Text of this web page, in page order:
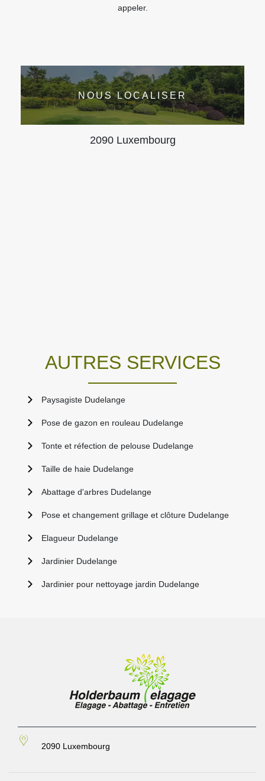
appeler.
NOUS LOCALISER
2090 Luxembourg
AUTRES SERVICES
Paysagiste Dudelange
Pose de gazon en rouleau Dudelange
Tonte et réfection de pelouse Dudelange
Taille de haie Dudelange
Abattage d'arbres Dudelange
Pose et changement grillage et clôture Dudelange
Elagueur Dudelange
Jardinier Dudelange
Jardinier pour nettoyage jardin Dudelange
2090 Luxembourg